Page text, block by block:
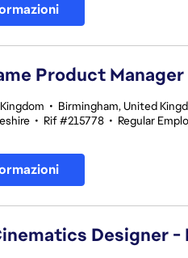
Product Manager
• Birmingham, United
• Rif #215778 • Regular
Designer -